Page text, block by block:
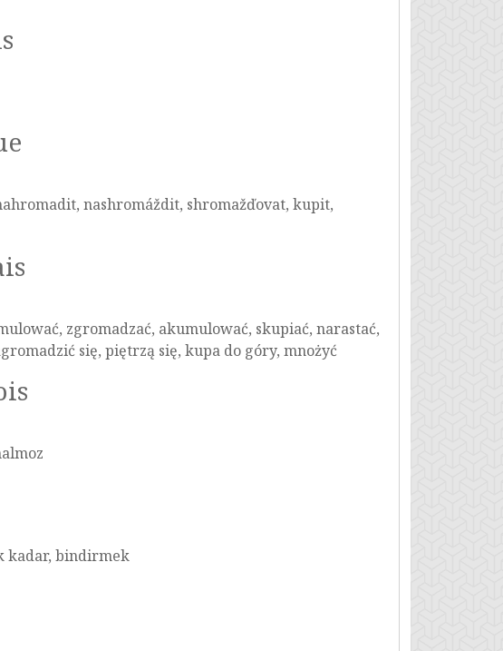
nashromáždit, shromažďovat, kupit,
zgromadzać, akumulować, skupiać, narastać,
się, piętrzą się, kupa do góry, mnożyć
kadar, bindirmek